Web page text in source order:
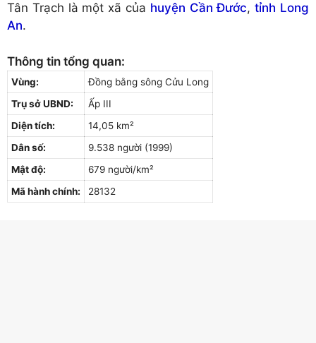
Tân Trạch là một xã của huyện Cần Đước,tỉnh Long
An.
Thông tin tổng quan:
Vùng:
Đồng bằng sông Cửu Long
Trụ sở UBND:
Ấp III
Diện tích:
14,05 km²
Dân số:
9.538 người (1999)
Mật độ:
679 người/km²
Mã hành chính:
28132